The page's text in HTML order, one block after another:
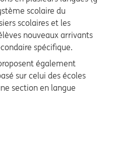
scolaire du
scolaires et les
nouveaux arrivants
spécifique.
également
sur celui des écoles
section en langue